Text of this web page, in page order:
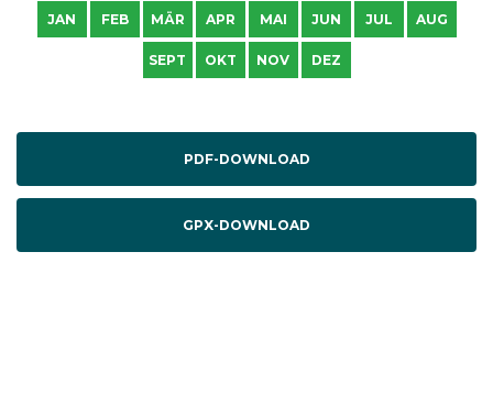
JAN FEB MÄR APR MAI JUN JUL AUG
SEPT OKT NOV DEZ
PDF-DOWNLOAD
GPX-DOWNLOAD